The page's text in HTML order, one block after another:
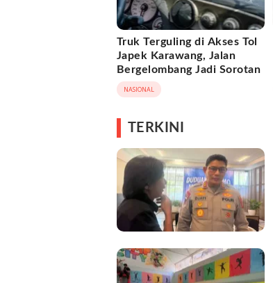
Truk Terguling di Akses Tol
Japek Karawang, Jalan
Bergelombang Jadi Sorotan
NASIONAL
TERKINI